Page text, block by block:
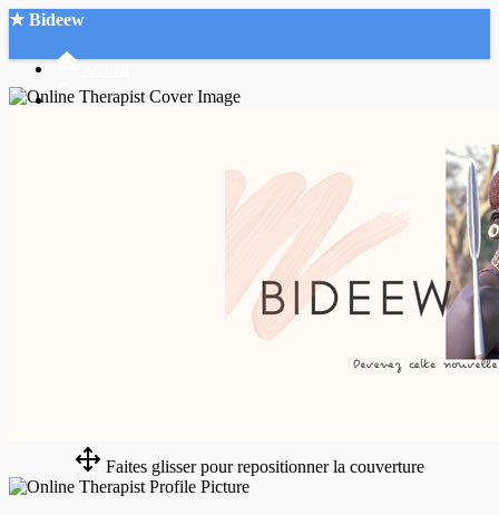
★ Bideew
Faites glisser pour repositionner la couverture